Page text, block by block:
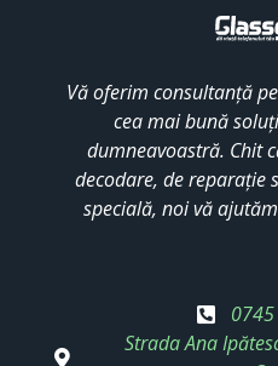
Vă oferim consultanță
cea mai bună
dumneavoastră. Chit
decodare, de reparație
specială, noi vă
Strada Ana